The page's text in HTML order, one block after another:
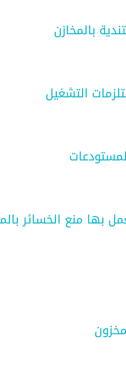
بالمخازن
التشغيل
بها منع الخسائر